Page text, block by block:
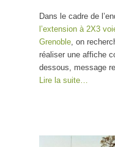
Dans le cadre de
l’extension à 2X3
Grenoble , on
réaliser une affiche
dessous, message
Lire la suite…